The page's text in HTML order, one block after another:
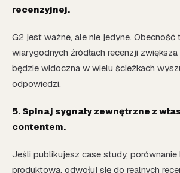
recenzyjnej.
G2 jest ważne, ale nie jedyne. Obecność
wiarygodnych źródłach recenzji
będzie widoczna w wielu ścieżkach
odpowiedzi.
5. Spinaj sygnały zewnętrzne z
contentem.
Jeśli publikujesz case study,
produktową, odwołuj się do realnych